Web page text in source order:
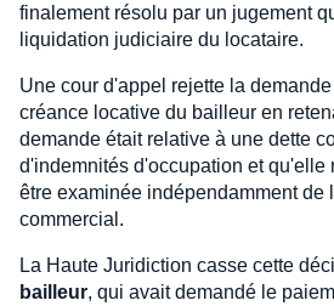
finalement résolu par un jugement
liquidation judiciaire du locataire.
Une cour d'appel rejette la
créance locative du bailleur en
demande était relative à une dette
d'indemnités d'occupation et qu'elle
être examinée indépendamment de
commercial.
La Haute Juridiction casse cette
bailleur, qui avait demandé le